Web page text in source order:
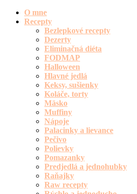
O mne
Recepty
Bezlepkové recepty
Dezerty
Eliminačná diéta
FODMAP
Halloween
Hlavné jedlá
Keksy, sušienky
Koláče, torty
Mäsko
Muffiny
Nápoje
Palacinky a lievance
Pečivo
Polievky
Pomazanky
Predjedlá a jednohubky
Raňajky
Raw recepty